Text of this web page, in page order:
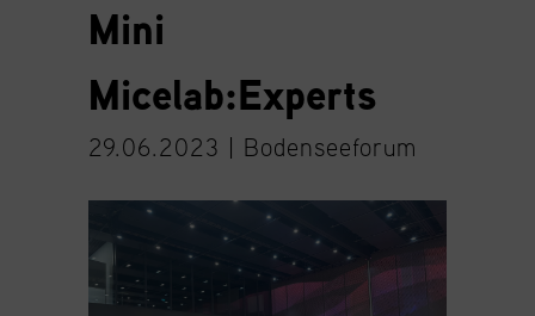
Mini
Micelab:Experts
29.06.2023 | Bodenseeforum